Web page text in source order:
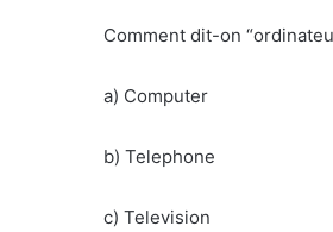
Comment dit-on
a) Computer
b) Telephone
c) Television